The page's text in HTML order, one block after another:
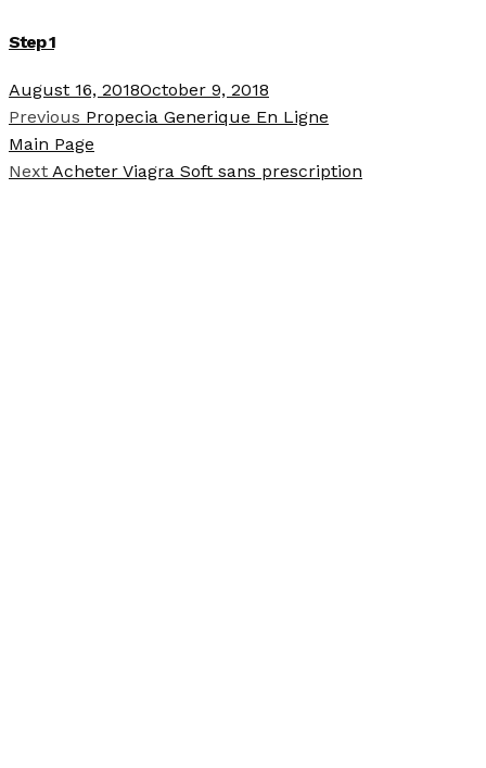
Step 1
August 16, 2018October 9, 2018
Previous Propecia Generique En Ligne
Main Page
Next Acheter Viagra Soft sans prescription